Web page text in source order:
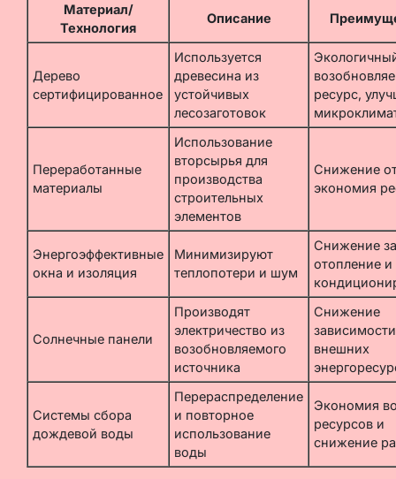
Материал/
Технология
Описание
Дерево
сертифицированное
Используется
древесина из
устойчивых
лесозаготовок
ресурс,
Переработанные
материалы
Использование
вторсырья для
производства
строительных
элементов
Снижение
экономия
Энергоэффективные
окна и изоляция
Минимизируют
теплопотери и шум
Снижение
отопление и
Солнечные панели
Производят
электричество из
возобновляемого
источника
Снижение
внешних
Системы сбора
дождевой воды
Перераспределение
и повторное
использование
воды
Экономия
ресурсов и
снижение